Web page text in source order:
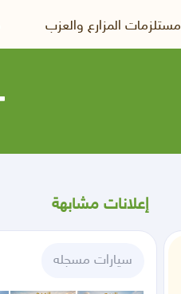
مستلزمات المزارع والعزب
إعلانات مشابهة
سيارات مسجله